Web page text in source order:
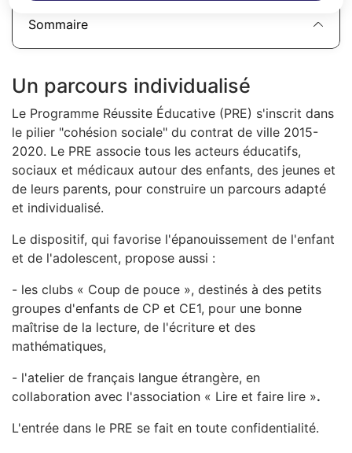
Sommaire
Un parcours individualisé
Le Programme Réussite Éducative (PRE) s'inscrit dans
le pilier "cohésion sociale" du contrat de ville 2015-
2020. Le PRE associe tous les acteurs éducatifs,
sociaux et médicaux autour des enfants, des jeunes et
de leurs parents, pour construire un parcours adapté
et individualisé.
Le dispositif, qui favorise l'épanouissement de l'enfant
et de l'adolescent, propose aussi :
- les clubs « Coup de pouce », destinés à des petits
groupes d'enfants de CP et CE1, pour une bonne
maîtrise de la lecture, de l'écriture et des
mathématiques,
- l'atelier de français langue étrangère, en
collaboration avec l'association « Lire et faire lire ».
L'entrée dans le PRE se fait en toute confidentialité.